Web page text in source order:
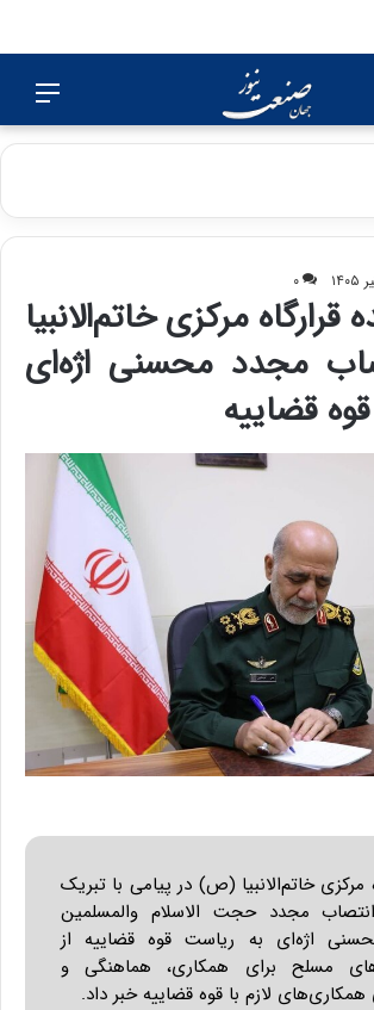
۰
قرارگاه مرکزی خاتم‌الانبیا
مجدد محسنی اژه‌ای
قضاییه
مرکزی خاتم‌الانبیا (ص) در پیامی با تبریک
مجدد حجت الاسلام والمسلمین
اژه‌ای به ریاست قوه قضاییه از
مسلح برای همکاری، هماهنگی و
همکاری‌های لازم با قوه قضاییه خبر داد.